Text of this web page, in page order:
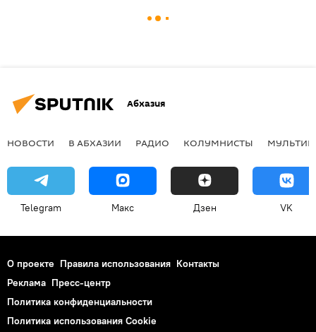
Абхазия
НОВОСТИ В АБХАЗИИ РАДИО КОЛУМНИСТЫ
Telegram Макс Дзен VK
О проекте Правила использования Контакты
Реклама Пресс-центр
Политика конфиденциальности
Политика использования Cookie